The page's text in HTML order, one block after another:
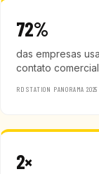
72%
das empresas
contato comercial
RD STATION PANORAMA 2025
2×